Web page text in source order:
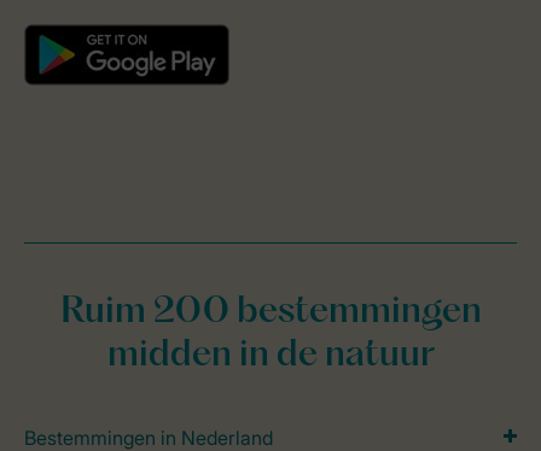
Ruim 200 bestemmingen
midden in de natuur
Bestemmingen in Nederland